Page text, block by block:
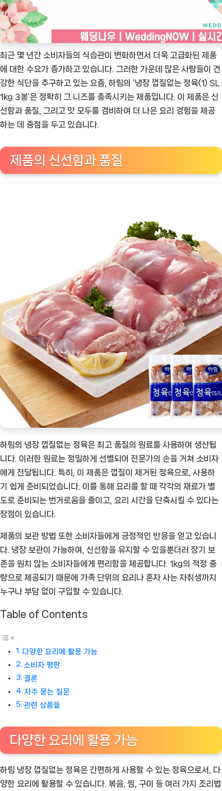
없
는
정
육
(1)
3
맛
두
마
리
토
끼
를
잡
다
ㅣ
추
천
상
품]
최근 몇 년간 소비자들의 식습관이 변화하면서 더욱 고급화된 제품
에 대한 수요가 증가하고 있습니다. 그러한 가운데 많은 사람들이 건
강한 식단을 추구하고 있는 요즘, 하림의 ‘냉장 껍질없는 정육(1) SL
1kg 3봉’은 정확히 그 니즈를 충족시키는 제품입니다. 이 제품은 신
선함과 품질, 그리고 맛 모두를 겸비하여 더 나은 요리 경험을 제공
하는 데 중점을 두고 있습니다.
제품의 신선함과 품질
하림의 냉장 껍질없는 정육은 최고 품질의 원료를 사용하여 생산됩
니다. 이러한 원료는 정밀하게 선별되어 전문가의 손을 거쳐 소비자
에게 전달됩니다. 특히, 이 제품은 껍질이 제거된 정육으로, 사용하
기 쉽게 준비되었습니다. 이를 통해 요리를 할 때 각각의 재료가 별
도로 준비되는 번거로움을 줄이고, 요리 시간을 단축시킬 수 있다는
장점이 있습니다.
제품의 보관 방법 또한 소비자들에게 긍정적인 반응을 얻고 있습니
다. 냉장 보관이 가능하여, 신선함을 유지할 수 있을뿐더러 장기 보
존을 원치 않는 소비자들에게 편리함을 제공합니다. 1kg의 적정 중
량으로 제공되기 때문에 가족 단위의 요리나 혼자 사는 자취생까지
누구나 부담 없이 구입할 수 있습니다.
Table of Contents
다양한 요리에 활용 가능
소비자 평판
결론
자주 묻는 질문
관련 상품들
다양한 요리에 활용 가능
하림 냉장 껍질없는 정육은 간편하게 사용할 수 있는 정육으로서, 다
양한 요리에 활용할 수 있습니다. 볶음, 찜, 구이 등 여러 가지 조리법